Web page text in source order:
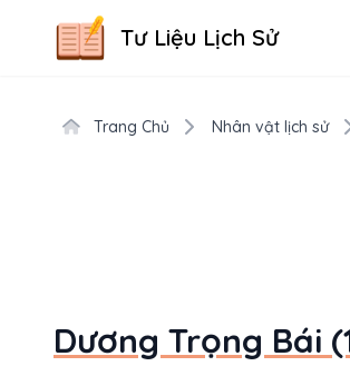
Tư Liệu Lịch Sử
Trang Chủ Nhân vật lịch sử
Dương Trọng Bái